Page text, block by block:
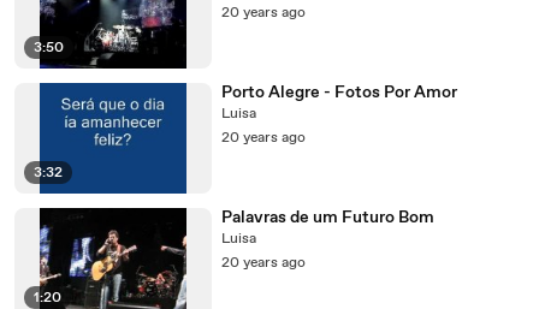
3:50
20 years ago
3:32
Porto Alegre - Fotos Por Amor
Luisa
20 years ago
1:20
Palavras de um Futuro Bom
Luisa
20 years ago